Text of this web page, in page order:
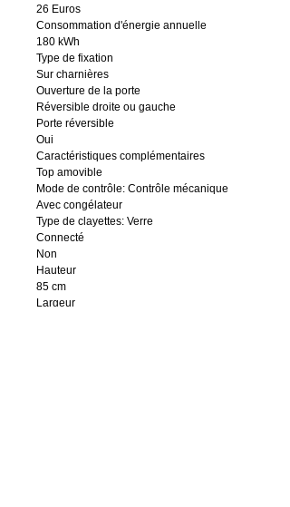
26 Euros
Consommation d'énergie annuelle
180 kWh
Type de fixation
Sur charnières
Ouverture de la porte
Réversible droite ou gauche
Porte réversible
Oui
Caractéristiques complémentaires
Top amovible
Mode de contrôle: Contrôle mécanique
Avec congélateur
Type de clayettes: Verre
Connecté
Non
Hauteur
85 cm
Largeur